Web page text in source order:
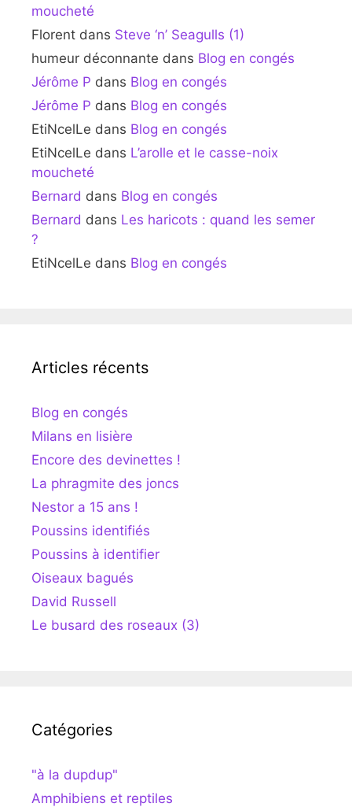
moucheté
Florent dans Steve ‘n’ Seagulls (1)
humeur déconnante dans Blog en congés
Jérôme P dans Blog en congés
Jérôme P dans Blog en congés
EtiNcelLe dans Blog en congés
EtiNcelLe dans L’arolle et le casse-noix
moucheté
Bernard dans Blog en congés
Bernard dans Les haricots : quand les semer
?
EtiNcelLe dans Blog en congés
Articles récents
Blog en congés
Milans en lisière
Encore des devinettes !
La phragmite des joncs
Nestor a 15 ans !
Poussins identifiés
Poussins à identifier
Oiseaux bagués
David Russell
Le busard des roseaux (3)
Catégories
"à la dupdup"
Amphibiens et reptiles